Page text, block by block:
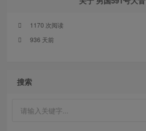
1170 次阅读
936 天前
搜索